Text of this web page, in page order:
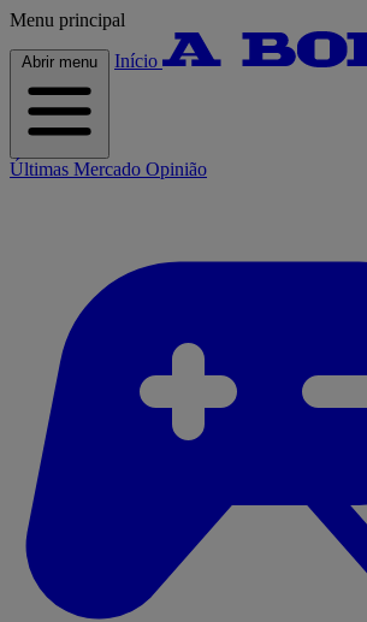
Menu principal
Abrir menu Início
Últimas Mercado Opinião